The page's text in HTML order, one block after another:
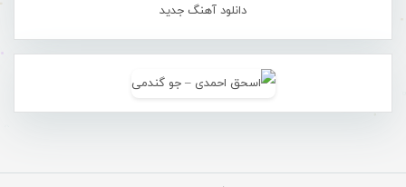
دانلود آهنگ جدید